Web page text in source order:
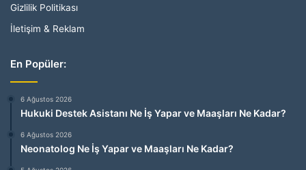
Gizlilik Politikası
İletişim & Reklam
En Popüler:
6 Ağustos 2026
Hukuki Destek Asistanı Ne İş Yapar ve Maaşları Ne Kadar?
6 Ağustos 2026
Neonatolog Ne İş Yapar ve Maaşları Ne Kadar?